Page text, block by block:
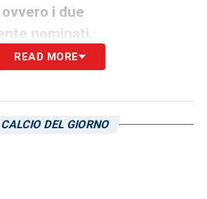
i due
nominati.
dall’ex d.s. è qualcosa di
Parliamo di un uomo che in
READ MORE
DEL GIORNO